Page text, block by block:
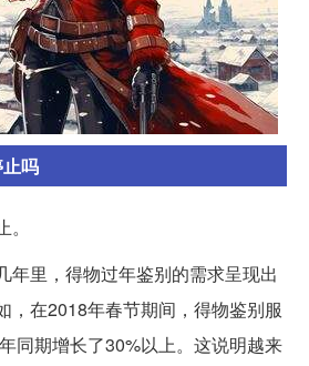
吗
年里，得物过年鉴别的需求呈现出
，在2018年春节期间，得物鉴别服
同期增长了30%以上。这说明越来